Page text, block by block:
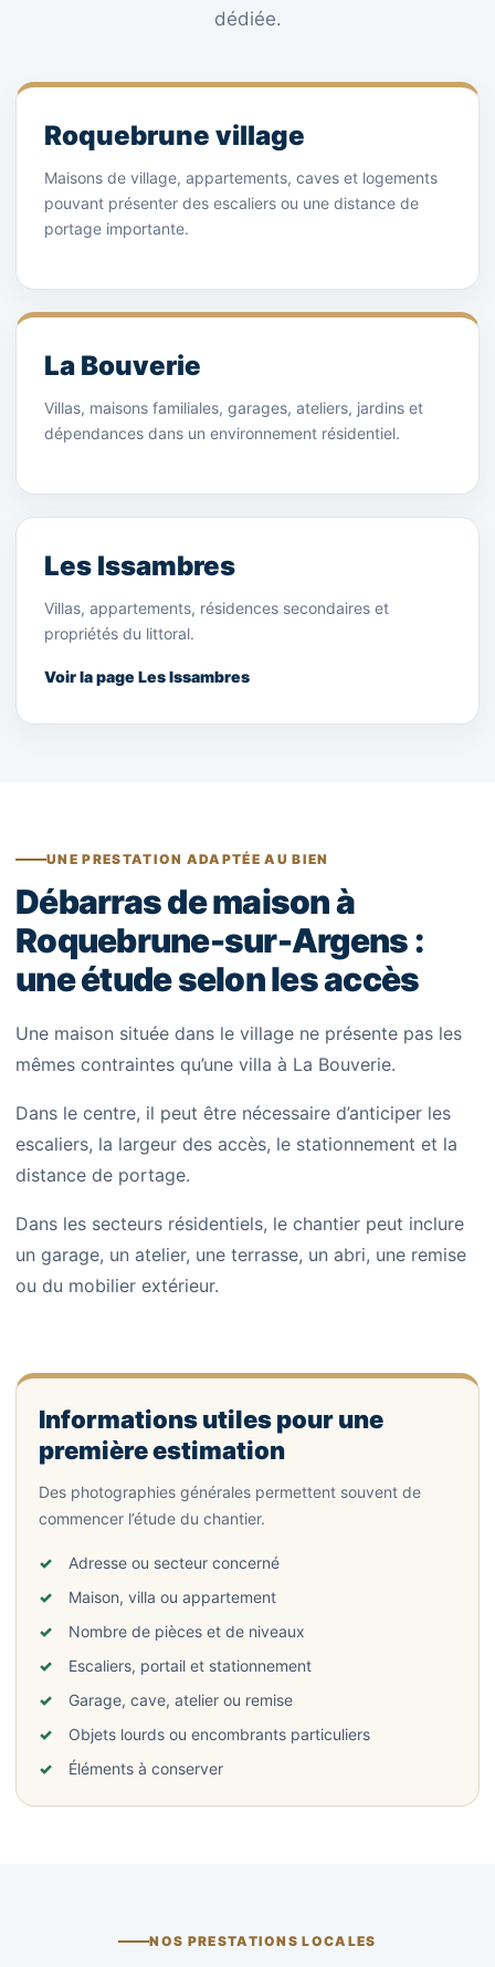
dédiée.
Roquebrune village
Maisons de village, appartements, caves et logements
pouvant présenter des escaliers ou une distance de
portage importante.
La Bouverie
Villas, maisons familiales, garages, ateliers, jardins et
dépendances dans un environnement résidentiel.
Les Issambres
Villas, appartements, résidences secondaires et
propriétés du littoral.
Voir la page Les Issambres
UNE PRESTATION ADAPTÉE AU BIEN
Débarras de maison à
Roquebrune-sur-Argens :
une étude selon les accès
Une maison située dans le village ne présente pas les
mêmes contraintes qu’une villa à La Bouverie.
Dans le centre, il peut être nécessaire d’anticiper les
escaliers, la largeur des accès, le stationnement et la
distance de portage.
Dans les secteurs résidentiels, le chantier peut inclure
un garage, un atelier, une terrasse, un abri, une remise
ou du mobilier extérieur.
Informations utiles pour une
première estimation
Des photographies générales permettent souvent de
commencer l’étude du chantier.
Adresse ou secteur concerné
Maison, villa ou appartement
Nombre de pièces et de niveaux
Escaliers, portail et stationnement
Garage, cave, atelier ou remise
Objets lourds ou encombrants particuliers
Éléments à conserver
NOS PRESTATIONS LOCALES